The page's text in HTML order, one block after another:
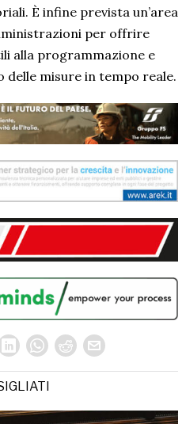
È infine prevista un’area
per offrire
alla programmazione e
delle misure in tempo reale.